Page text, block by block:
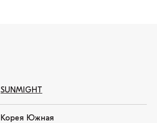
SUNMIGHT
Корея Южная